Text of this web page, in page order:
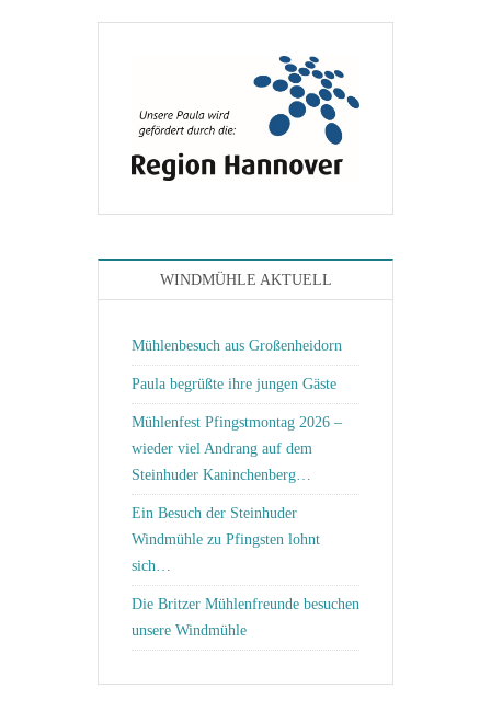
WINDMÜHLE AKTUELL
Mühlenbesuch aus Großenheidorn
Paula begrüßte ihre jungen Gäste
Mühlenfest Pfingstmontag 2026 –
wieder viel Andrang auf dem
Steinhuder Kaninchenberg…
Ein Besuch der Steinhuder
Windmühle zu Pfingsten lohnt
sich…
Die Britzer Mühlenfreunde besuchen
unsere Windmühle